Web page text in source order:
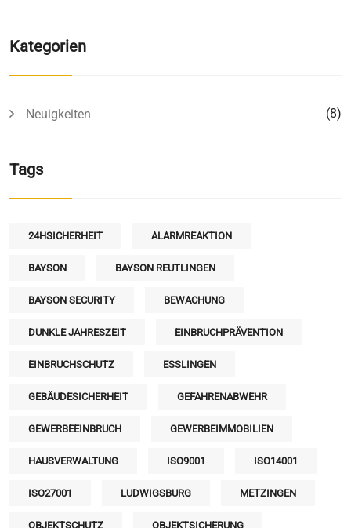
Kategorien
Neuigkeiten (8)
Tags
24HSICHERHEIT ALARMREAKTION
BAYSON BAYSON REUTLINGEN
BAYSON SECURITY BEWACHUNG
DUNKLE JAHRESZEIT EINBRUCHPRÄVENTION
EINBRUCHSCHUTZ ESSLINGEN
GEBÄUDESICHERHEIT GEFAHRENABWEHR
GEWERBEEINBRUCH GEWERBEIMMOBILIEN
HAUSVERWALTUNG ISO9001 ISO14001
ISO27001 LUDWIGSBURG METZINGEN
OBJEKTSCHUTZ OBJEKTSICHERUNG